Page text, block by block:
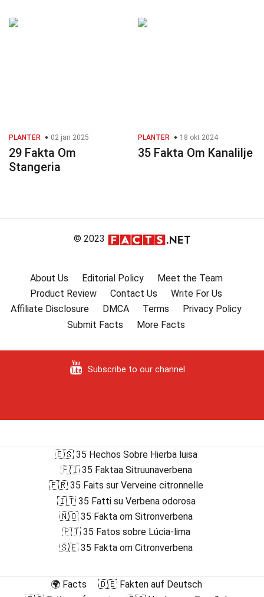
PLANTER 02 jan 2025
29 Fakta Om
Stangeria
PLANTER 18 okt 2024
35 Fakta Om Kanalilje
© 2023
About Us Editorial Policy
Meet the Team
Product Review
Contact Us
Write For Us
Affiliate Disclosure
DMCA Terms
Privacy Policy
Submit Facts
More Facts
Subscribe to our channel
🇪🇸 35 Hechos Sobre Hierba luisa
🇫🇮 35 Faktaa Sitruunaverbena
🇫🇷 35 Faits sur Verveine citronnelle
🇮🇹 35 Fatti su Verbena odorosa
🇳🇴 35 Fakta om Sitronverbena
🇵🇹 35 Fatos sobre Lúcia-lima
🇸🇪 35 Fakta om Citronverbena
🌍 Facts
🇩🇪 Fakten auf Deutsch